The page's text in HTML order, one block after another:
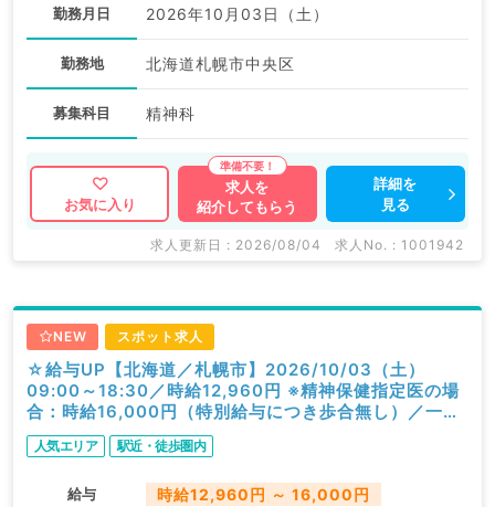
勤務月日 2026年10月03日（土）
勤務地 北海道札幌市中央区
募集科目 精神科
お気に入り
求人を
紹介してもらう
詳細を
見る
求人更新日 : 2026/08/04 求人No. : 1001942
NEW スポット求人
☆給与UP【北海道／札幌市】2026/10/03（土）
09:00～18:30／時給12,960円 ※精神保健指定医の場
合：時給16,000円（特別給与につき歩合無し）／一般
外来／精神科
人気エリア 駅近・徒歩圏内
給与 時給12,960円 ～ 16,000円